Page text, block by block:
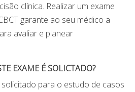
clínica. Realizar um exame
garante ao seu médico a
avaliar e planear
EXAME É SOLICTADO?
para o estudo de casos